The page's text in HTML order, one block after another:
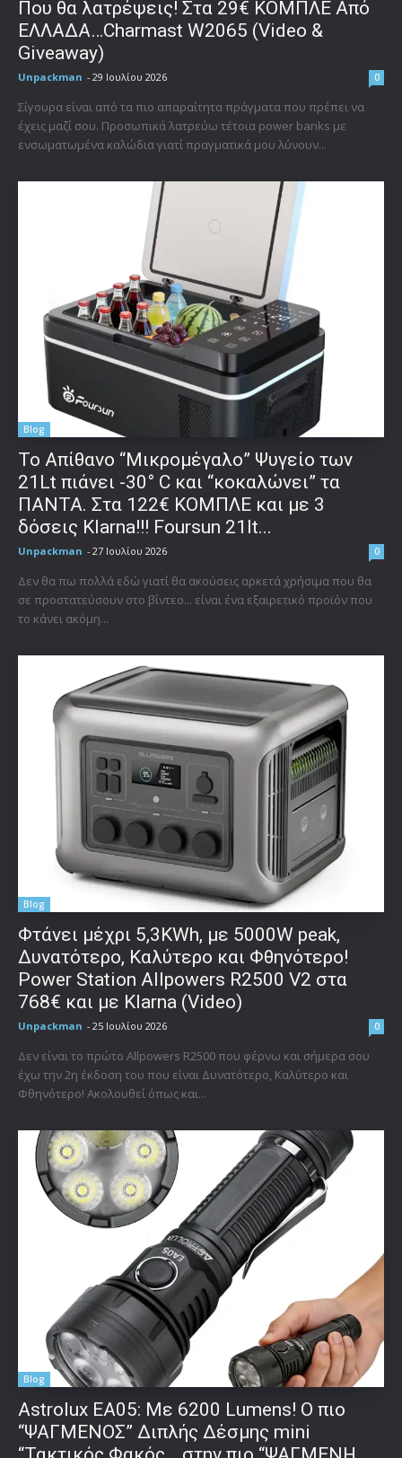
Που θα λατρέψεις! Στα 29€ ΚΟΜΠΛΕ Από
ΕΛΛΑΔΑ…Charmast W2065 (Video &
Giveaway)
Unpackman - 29 Ιουλίου 2026 0
Σίγουρα είναι από τα πιο απαραίτητα πράγματα που πρέπει να
έχεις μαζί σου. Προσωπικά λατρεύω τέτοια power banks με
ενσωματωμένα καλώδια γιατί πραγματικά μου λύνουν...
Blog
Το Απίθανο “Μικρομέγαλο” Ψυγείο των
21Lt πιάνει -30° C και “κοκαλώνει” τα
ΠΑΝΤΑ. Στα 122€ ΚΟΜΠΛΕ και με 3
δόσεις Klarna!!! Foursun 21lt...
Unpackman - 27 Ιουλίου 2026 0
Δεν θα πω πολλά εδώ γιατί θα ακούσεις αρκετά χρήσιμα που θα
σε προστατεύσουν στο βίντεο... είναι ένα εξαιρετικό προϊόν που
το κάνει ακόμη...
Blog
Φτάνει μέχρι 5,3KWh, με 5000W peak,
Δυνατότερο, Καλύτερο και Φθηνότερο!
Power Station Allpowers R2500 V2 στα
768€ και με Klarna (Video)
Unpackman - 25 Ιουλίου 2026 0
Δεν είναι το πρώτο Allpowers R2500 που φέρνω και σήμερα σου
έχω την 2η έκδοση του που είναι Δυνατότερο, Καλύτερο και
Φθηνότερο! Ακολουθεί όπως και...
Blog
Astrolux ΕΑ05: Με 6200 Lumens! Ο πιο
“ΨΑΓΜΕΝΟΣ” Διπλής Δέσμης mini